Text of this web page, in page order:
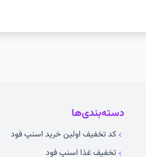
دسته‌بندی‌ها
کد تخفیف اولین خرید اسنپ فود
تخفیف غذا اسنپ فود